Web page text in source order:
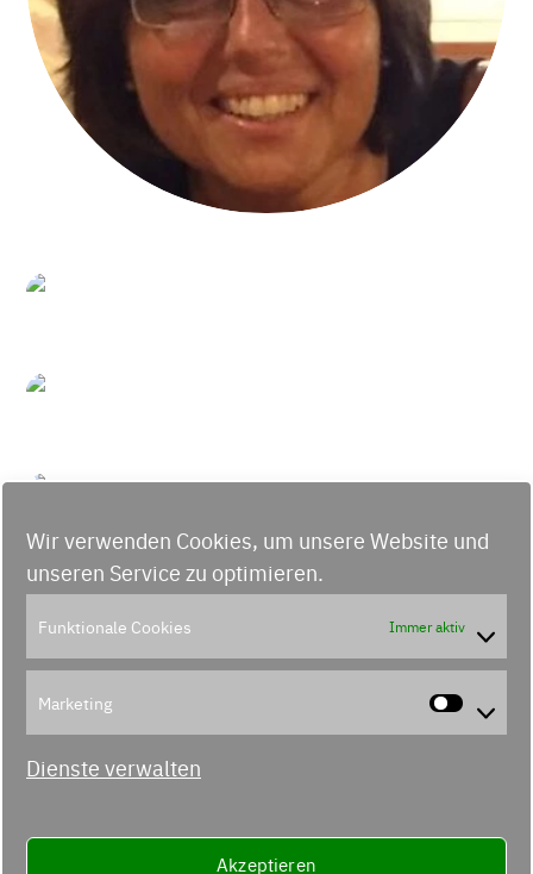
Wir verwenden Cookies, um unsere Website und
unseren Service zu optimieren.
Funktionale Cookies Immer aktiv
Marketing
Dienste verwalten
Akzeptieren